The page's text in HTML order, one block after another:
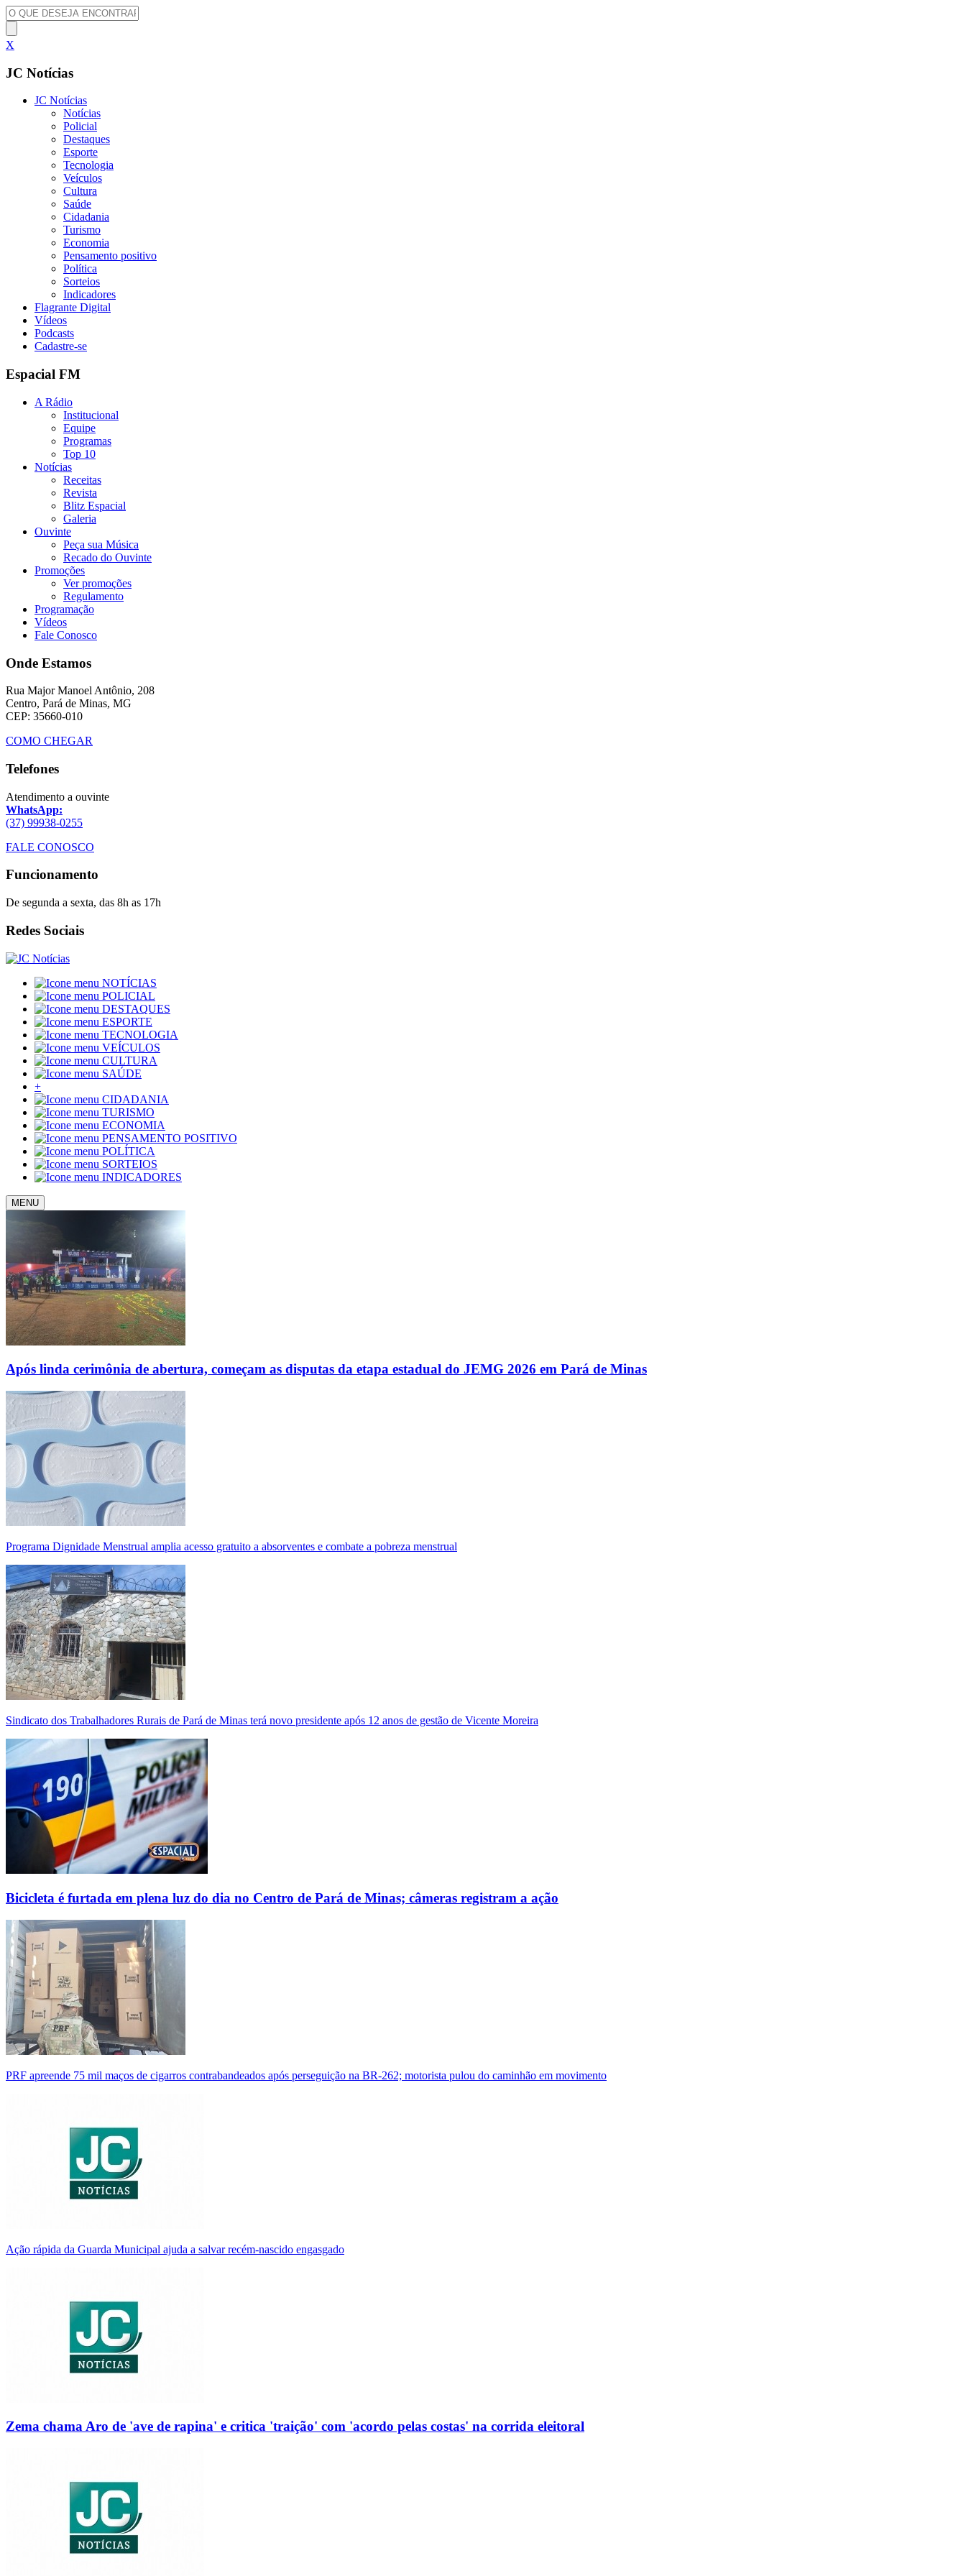
X
JC Notícias
JC Notícias
Notícias
Policial
Destaques
Esporte
Tecnologia
Veículos
Cultura
Saúde
Cidadania
Turismo
Economia
Pensamento positivo
Política
Sorteios
Indicadores
Flagrante Digital
Vídeos
Podcasts
Cadastre-se
Espacial FM
A Rádio
Institucional
Equipe
Programas
Top 10
Notícias
Receitas
Revista
Blitz Espacial
Galeria
Ouvinte
Peça sua Música
Recado do Ouvinte
Promoções
Ver promoções
Regulamento
Programação
Vídeos
Fale Conosco
Onde Estamos
Rua Major Manoel Antônio, 208
Centro, Pará de Minas, MG
CEP: 35660-010
COMO CHEGAR
Telefones
Atendimento a ouvinte
WhatsApp:
(37) 99938-0255
FALE CONOSCO
Funcionamento
De segunda a sexta, das 8h as 17h
Redes Sociais
NOTÍCIAS
POLICIAL
DESTAQUES
ESPORTE
TECNOLOGIA
VEÍCULOS
CULTURA
SAÚDE
+
CIDADANIA
TURISMO
ECONOMIA
PENSAMENTO POSITIVO
POLÍTICA
SORTEIOS
INDICADORES
MENU
Após linda cerimônia de abertura, começam as disputas da etapa estadual do JEMG 2026 em Pará de Minas
Programa Dignidade Menstrual amplia acesso gratuito a absorventes e combate a pobreza menstrual
Sindicato dos Trabalhadores Rurais de Pará de Minas terá novo presidente após 12 anos de gestão de Vicente Moreira
Bicicleta é furtada em plena luz do dia no Centro de Pará de Minas; câmeras registram a ação
PRF apreende 75 mil maços de cigarros contrabandeados após perseguição na BR-262; motorista pulou do caminhão em movimento
Ação rápida da Guarda Municipal ajuda a salvar recém-nascido engasgado
Zema chama Aro de 'ave de rapina' e critica 'traição' com 'acordo pelas costas' na corrida eleitoral